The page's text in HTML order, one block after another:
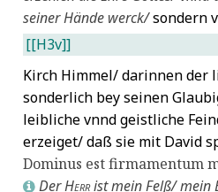
seiner Hände werck/sondern
[[H3v]]
Kirch Himmel/ darinnen der
sonderlich bey seinen
leibliche vnnd geistliche
erzeiget/ daß sie mit David
Dominus est firmamentum
L DerHerrist mein Felß/ mein